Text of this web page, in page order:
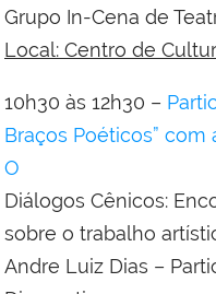
Grupo In-Cena de
Local: Centro de
10h30 às 12h30 –
Braços Poéticos” com
O
Diálogos Cênicos:
sobre o trabalho
Andre Luiz Dias –